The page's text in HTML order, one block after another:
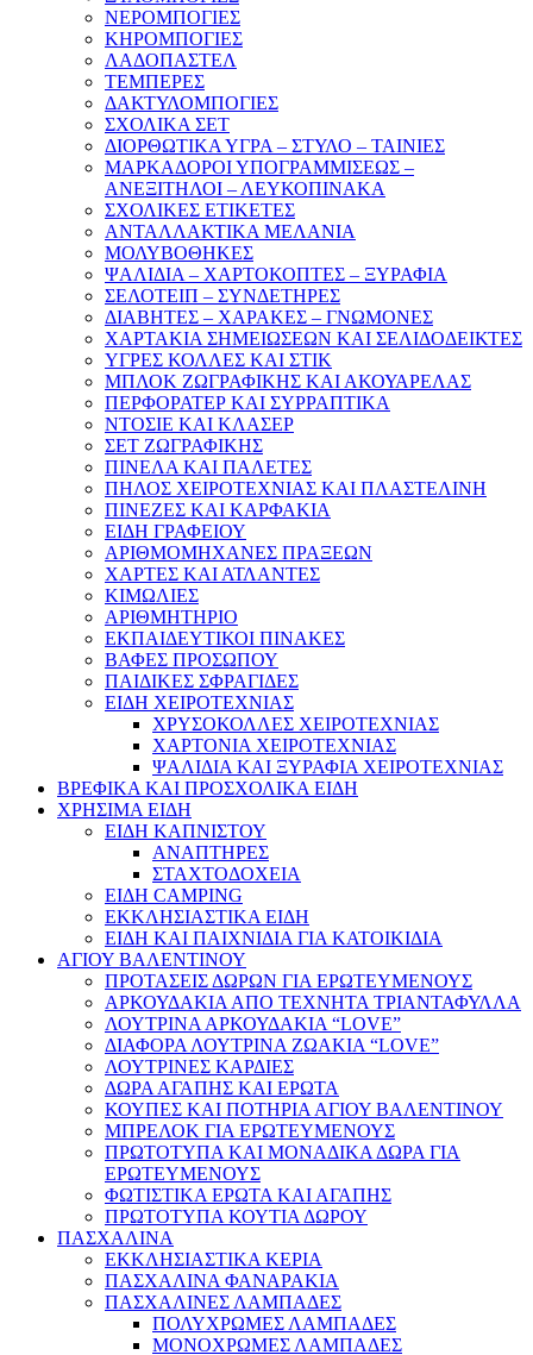
ΝΕΡΟΜΠΟΓΙΕΣ
ΚΗΡΟΜΠΟΓΙΕΣ
ΛΑΔΟΠΑΣΤΕΛ
ΤΕΜΠΕΡΕΣ
ΔΑΚΤΥΛΟΜΠΟΓΙΕΣ
ΣΧΟΛΙΚΑ ΣΕΤ
ΔΙΟΡΘΩΤΙΚΑ ΥΓΡΑ – ΣΤΥΛΟ – ΤΑΙΝΙΕΣ
ΜΑΡΚΑΔΟΡΟΙ ΥΠΟΓΡΑΜΜΙΣΕΩΣ –
ΑΝΕΞΙΤΗΛΟΙ – ΛΕΥΚΟΠΙΝΑΚΑ
ΣΧΟΛΙΚΕΣ ΕΤΙΚΕΤΕΣ
ΑΝΤΑΛΛΑΚΤΙΚΑ ΜΕΛΑΝΙΑ
ΜΟΛΥΒΟΘΗΚΕΣ
ΨΑΛΙΔΙΑ – ΧΑΡΤΟΚΟΠΤΕΣ – ΞΥΡΑΦΙΑ
ΣΕΛΟΤΕΙΠ – ΣΥΝΔΕΤΗΡΕΣ
ΔΙΑΒΗΤΕΣ – ΧΑΡΑΚΕΣ – ΓΝΩΜΟΝΕΣ
ΧΑΡΤΑΚΙΑ ΣΗΜΕΙΩΣΕΩΝ ΚΑΙ ΣΕΛΙΔΟΔΕΙΚΤΕΣ
ΥΓΡΕΣ ΚΟΛΛΕΣ ΚΑΙ ΣΤΙΚ
ΜΠΛΟΚ ΖΩΓΡΑΦΙΚΗΣ ΚΑΙ ΑΚΟΥΑΡΕΛΑΣ
ΠΕΡΦΟΡΑΤΕΡ ΚΑΙ ΣΥΡΡΑΠΤΙΚΑ
ΝΤΟΣΙΕ ΚΑΙ ΚΛΑΣΕΡ
ΣΕΤ ΖΩΓΡΑΦΙΚΗΣ
ΠΙΝΕΛΑ ΚΑΙ ΠΑΛΕΤΕΣ
ΠΗΛΟΣ ΧΕΙΡΟΤΕΧΝΙΑΣ ΚΑΙ ΠΛΑΣΤΕΛΙΝΗ
ΠΙΝΕΖΕΣ ΚΑΙ ΚΑΡΦΑΚΙΑ
ΕΙΔΗ ΓΡΑΦΕΙΟΥ
ΑΡΙΘΜΟΜΗΧΑΝΕΣ ΠΡΑΞΕΩΝ
ΧΑΡΤΕΣ ΚΑΙ ΑΤΛΑΝΤΕΣ
ΚΙΜΩΛΙΕΣ
ΑΡΙΘΜΗΤΗΡΙΟ
ΕΚΠΑΙΔΕΥΤΙΚΟΙ ΠΙΝΑΚΕΣ
ΒΑΦΕΣ ΠΡΟΣΩΠΟΥ
ΠΑΙΔΙΚΕΣ ΣΦΡΑΓΙΔΕΣ
ΕΙΔΗ ΧΕΙΡΟΤΕΧΝΙΑΣ
ΧΡΥΣΟΚΟΛΛΕΣ ΧΕΙΡΟΤΕΧΝΙΑΣ
ΧΑΡΤΟΝΙΑ ΧΕΙΡΟΤΕΧΝΙΑΣ
ΨΑΛΙΔΙΑ ΚΑΙ ΞΥΡΑΦΙΑ ΧΕΙΡΟΤΕΧΝΙΑΣ
ΒΡΕΦΙΚΑ ΚΑΙ ΠΡΟΣΧΟΛΙΚΑ ΕΙΔΗ
ΧΡΗΣΙΜΑ ΕΙΔΗ
ΕΙΔΗ ΚΑΠΝΙΣΤΟΥ
ΑΝΑΠΤΗΡΕΣ
ΣΤΑΧΤΟΔΟΧΕΙΑ
ΕΙΔΗ CAMPING
ΕΚΚΛΗΣΙΑΣΤΙΚΑ ΕΙΔΗ
ΕΙΔΗ ΚΑΙ ΠΑΙΧΝΙΔΙΑ ΓΙΑ ΚΑΤΟΙΚΙΔΙΑ
ΑΓΙΟΥ ΒΑΛΕΝΤΙΝΟΥ
ΠΡΟΤΑΣΕΙΣ ΔΩΡΩΝ ΓΙΑ ΕΡΩΤΕΥΜΕΝΟΥΣ
ΑΡΚΟΥΔΑΚΙΑ ΑΠΟ ΤΕΧΝΗΤΑ ΤΡΙΑΝΤΑΦΥΛΛΑ
ΛΟΥΤΡΙΝΑ ΑΡΚΟΥΔΑΚΙΑ “LOVE”
ΔΙΑΦΟΡΑ ΛΟΥΤΡΙΝΑ ΖΩΑΚΙΑ “LOVE”
ΛΟΥΤΡΙΝΕΣ ΚΑΡΔΙΕΣ
ΔΩΡΑ ΑΓΑΠΗΣ ΚΑΙ ΕΡΩΤΑ
ΚΟΥΠΕΣ ΚΑΙ ΠΟΤΗΡΙΑ ΑΓΙΟΥ ΒΑΛΕΝΤΙΝΟΥ
ΜΠΡΕΛΟΚ ΓΙΑ ΕΡΩΤΕΥΜΕΝΟΥΣ
ΠΡΩΤΟΤΥΠΑ ΚΑΙ ΜΟΝΑΔΙΚΑ ΔΩΡΑ ΓΙΑ
ΕΡΩΤΕΥΜΕΝΟΥΣ
ΦΩΤΙΣΤΙΚΑ ΕΡΩΤΑ ΚΑΙ ΑΓΑΠΗΣ
ΠΡΩΤΟΤΥΠΑ ΚΟΥΤΙΑ ΔΩΡΟΥ
ΠΑΣΧΑΛΙΝΑ
ΕΚΚΛΗΣΙΑΣΤΙΚΑ ΚΕΡΙΑ
ΠΑΣΧΑΛΙΝΑ ΦΑΝΑΡΑΚΙΑ
ΠΑΣΧΑΛΙΝΕΣ ΛΑΜΠΑΔΕΣ
ΠΟΛΥΧΡΩΜΕΣ ΛΑΜΠΑΔΕΣ
ΜΟΝΟΧΡΩΜΕΣ ΛΑΜΠΑΔΕΣ